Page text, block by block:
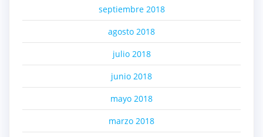
septiembre 2018
agosto 2018
julio 2018
junio 2018
mayo 2018
marzo 2018